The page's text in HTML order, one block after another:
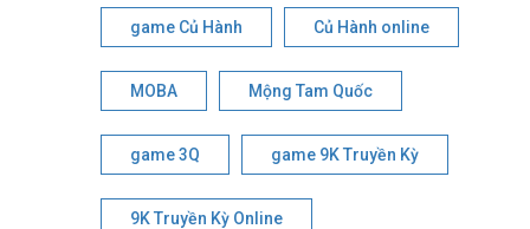
game Củ Hành Củ Hành online
MOBA Mộng Tam Quốc
game 3Q game 9K Truyền Kỳ
9K Truyền Kỳ Online